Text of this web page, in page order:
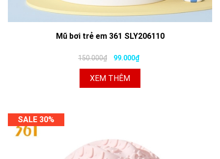
Mũ bơi trẻ em 361 SLY206110
150.000₫ 99.000₫
XEM THÊM
SALE 30%